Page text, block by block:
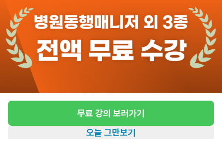
무료 강의 보러가기
오늘 그만보기